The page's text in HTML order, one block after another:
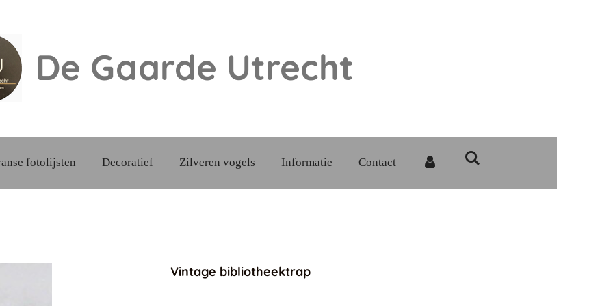
De Gaarde Utrecht
fotolijsten Decoratief Zilveren vogels Informatie Contact
Vintage bibliotheektrap